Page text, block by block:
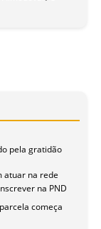
pela gratidão
atuar na rede
na PND
começa